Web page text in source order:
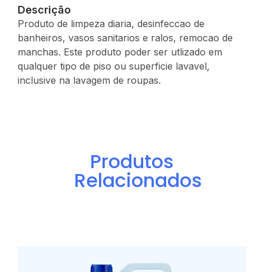
Descrição
Produto de limpeza diaria, desinfeccao de
banheiros, vasos sanitarios e ralos, remocao de
manchas. Este produto poder ser utlizado em
qualquer tipo de piso ou superficie lavavel,
inclusive na lavagem de roupas.
Produtos
Relacionados